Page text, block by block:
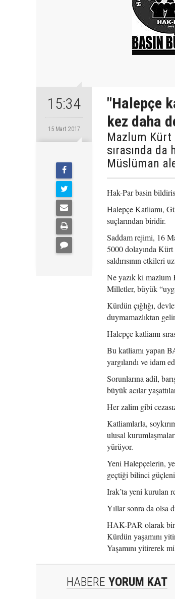
15:34
15 Mart 2017
"Halepçe
kez daha
Mazlum Kürt
sırasında
Müslüman
Hak-Par basin
Halepçe Katliamı,
suçlarından biridir.
Saddam rejimi, 16
5000 dolayında
saldırısının etkileri
Ne yazık ki mazlum
Milletler, büyük
Kürdün çığlığı,
duymamazlıktan
Halepçe katliamı
Bu katliamı yapan
yargılandı ve idam
Sorunlarına adil,
büyük acılar
Her zalim gibi
Katliamlarla,
ulusal
yürüyor.
Yeni Halepçelerin,
geçtiği bilinci
Irak’ta yeni kurulan
Yıllar sonra da olsa
HAK-PAR olarak bir
Kürdün yaşamını
Yaşamını yitirerek
HABERE YORUM KAT